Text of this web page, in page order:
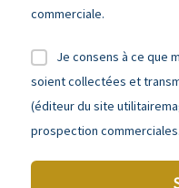
commerciale.
Je consens à ce que
soient collectées et
(éditeur du site
prospection commerciales.